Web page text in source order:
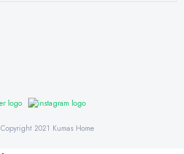
Copyright 2021 Kumas Home